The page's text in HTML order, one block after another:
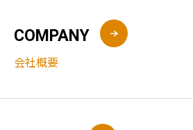
COMPANY
会社概要